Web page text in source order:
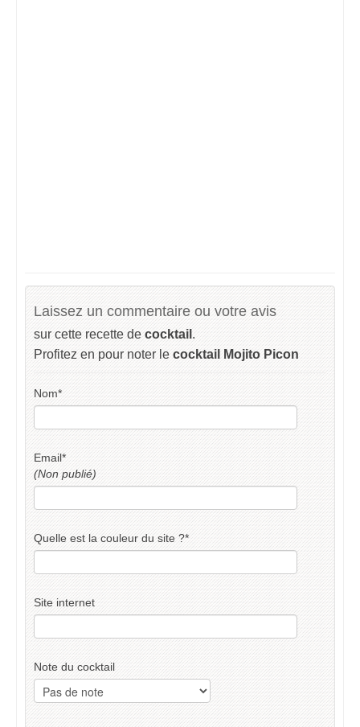
Laissez un commentaire ou votre avis
sur cette recette de cocktail .
Profitez en pour noter le cocktail Mojito Picon
Nom*
Email*
(Non publié)
Quelle est la couleur du site ?*
Site internet
Note du cocktail